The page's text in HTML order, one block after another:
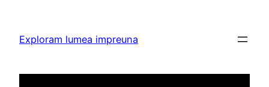
content
Exploram lumea impreuna